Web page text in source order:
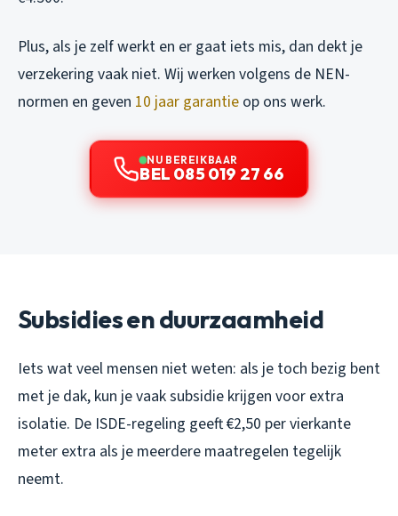
Plus, als je zelf werkt en er gaat iets mis, dan dekt je
verzekering vaak niet. Wij werken volgens de NEN-
normen en geven 10 jaar garantie op ons werk.
NU BEREIKBAAR
BEL 085 019 27 66
Subsidies en duurzaamheid
Iets wat veel mensen niet weten: als je toch bezig bent
met je dak, kun je vaak subsidie krijgen voor extra
isolatie. De ISDE-regeling geeft €2,50 per vierkante
meter extra als je meerdere maatregelen tegelijk
neemt.